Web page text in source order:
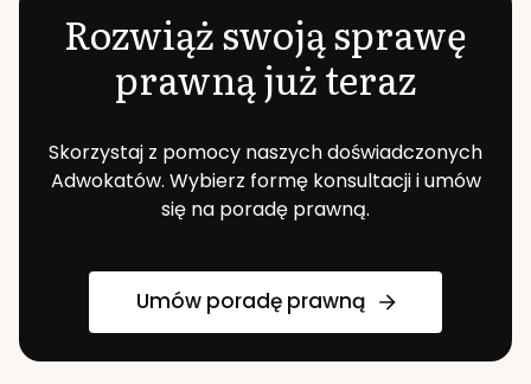
Rozwiąż swoją sprawę
prawną już teraz
Skorzystaj z pomocy naszych doświadczonych
Adwokatów. Wybierz formę konsultacji i umów
się na poradę prawną.
Umów poradę prawną